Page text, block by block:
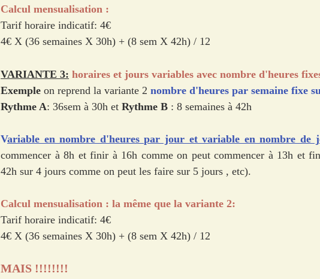
Calcul mensualisation :
Tarif horaire indicatif: 4€
4€ X (36 semaines X 30h) + (8 sem X 42h) / 12
VARIANTE 3: horaires et jours variables avec nombre d'heures
Exemple on reprend la variante 2 nombre d'heures par semaine
Rythme A: 36sem à 30h et Rythme B : 8 semaines à 42h
Variable en nombre d'heures par jour et variable en nombre de
commencer à 8h et finir à 16h comme on peut commencer à 13h et
42h sur 4 jours comme on peut les faire sur 5 jours , etc).
Calcul mensualisation : la même que la variante 2:
Tarif horaire indicatif: 4€
4€ X (36 semaines X 30h) + (8 sem X 42h) / 12
MAIS !!!!!!!!